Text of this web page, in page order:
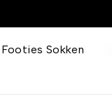
Footies Sokken